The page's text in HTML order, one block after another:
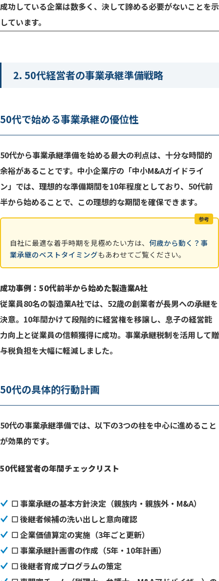
成功している企業は数多く、決して諦める必要がないことを示
しています。
2. 50代経営者の事業承継準備戦略
50代で始める事業承継の優位性
50代から事業承継準備を始める最大の利点は、十分な時間的
余裕があることです。中小企業庁の「中小M&Aガイドライ
ン」では、理想的な準備期間を10年程度としており、50代前
半から始めることで、この理想的な期間を確保できます。
参考
自社に最適な着手時期を見極めたい方は、 何歳から動く？事
業承継のベストタイミングもあわせてご覧ください。
成功事例：50代前半から始めた製造業A社
従業員80名の製造業A社では、52歳の創業者が長男への承継を
決意。10年間かけて段階的に経営権を移譲し、息子の経営能
力向上と従業員の信頼獲得に成功。事業承継税制を活用して贈
与税負担を大幅に軽減しました。
50代の具体的行動計画
50代の事業承継準備では、以下の3つの柱を中心に進めること
が効果的です。
50代経営者の年間チェックリスト
☐ 事業承継の基本方針決定（親族内・親族外・M&A）
☐ 後継者候補の洗い出しと意向確認
☐ 企業価値算定の実施（3年ごと更新）
☐ 事業承継計画書の作成（5年・10年計画）
☐ 後継者育成プログラムの策定